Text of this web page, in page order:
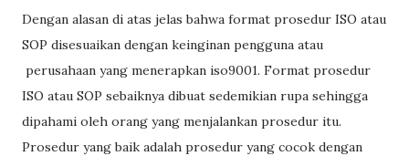
Dengan alasan di atas jelas bahwa format prosedur ISO atau
SOP disesuaikan dengan keinginan pengguna atau
perusahaan yang menerapkan iso9001. Format prosedur
ISO atau SOP sebaiknya dibuat sedemikian rupa sehingga
dipahami oleh orang yang menjalankan prosedur itu.
Prosedur yang baik adalah prosedur yang cocok dengan